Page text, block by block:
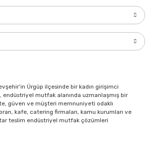
Ürgüp ilçesinde bir kadın girişimci
endüstriyel mutfak alanında uzmanlaşmış bir
güven ve müşteri memnuniyeti odaklı
kafe, catering firmaları, kamu kurumları ve
teslim endüstriyel mutfak çözümleri